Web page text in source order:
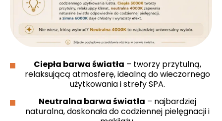
Ciepła barwa światła – tworzy przytulną,
relaksującą atmosferę, idealną do wieczornego
użytkowania i strefy SPA.
Neutralna barwa światła – najbardziej
naturalna, doskonała do codziennej pielęgnacji i